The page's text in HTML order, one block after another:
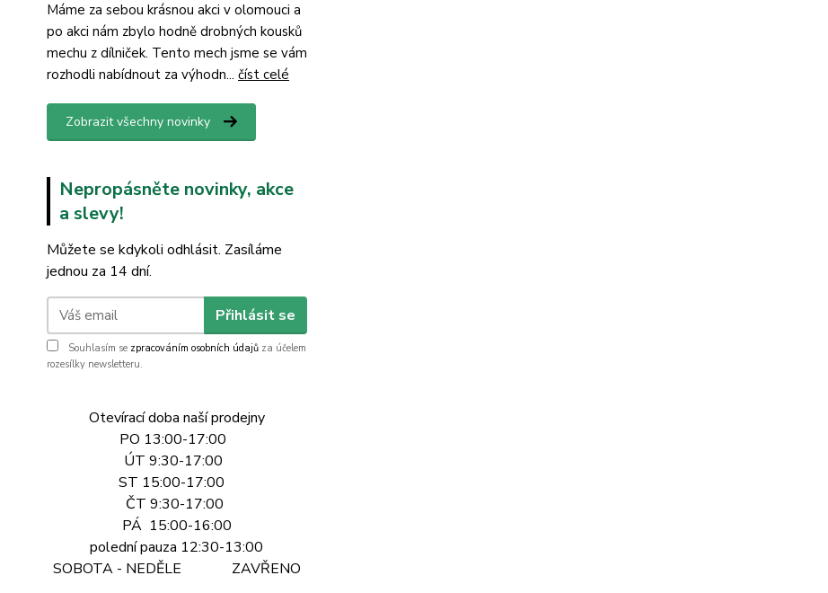
Máme za sebou krásnou akci v olomouci a
po akci nám zbylo hodně drobných kousků
mechu z dílniček. Tento mech jsme se vám
rozhodli nabídnout za výhodn... číst celé
Zobrazit všechny novinky
Nepropásněte novinky, akce
a slevy!
Můžete se kdykoli odhlásit. Zasíláme
jednou za 14 dní.
Přihlásit se
Souhlasím se zpracováním osobních údajů za účelem
rozesílky newsletteru.
Otevírací doba naší prodejny
PO 13:00-17:00
ÚT 9:30-17:00
ST 15:00-17:00
ČT 9:30-17:00
PÁ 15:00-16:00
polední pauza 12:30-13:00
SOBOTA - NEDĚLE ZAVŘENO